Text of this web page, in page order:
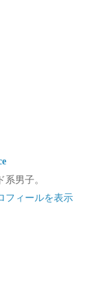
系男子。
フィールを表示